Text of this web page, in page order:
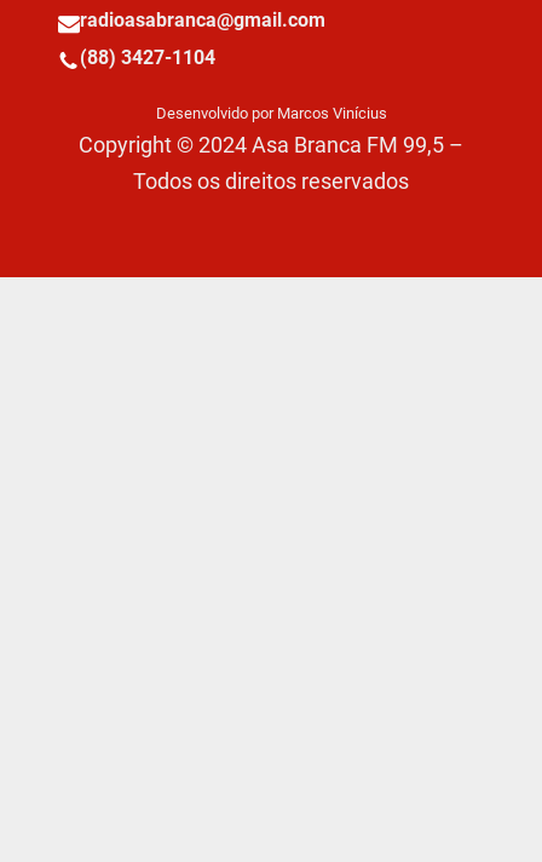
radioasabranca@gmail.com
(88) 3427-1104
Desenvolvido por Marcos Vinícius
Copyright © 2024 Asa Branca FM 99,5 –
Todos os direitos reservados